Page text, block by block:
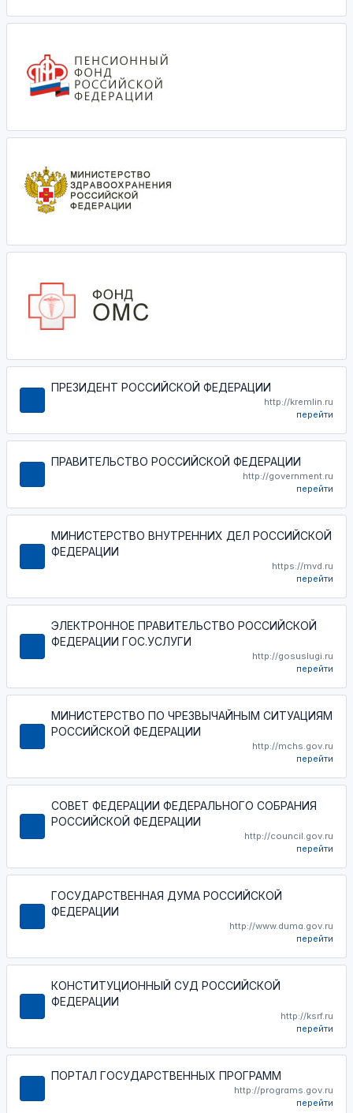
ПРЕЗИДЕНТ РОССИЙСКОЙ ФЕДЕРАЦИИ
http://kremlin.ru
перейти
ПРАВИТЕЛЬСТВО РОССИЙСКОЙ ФЕДЕРАЦИИ
http://government.ru
перейти
МИНИСТЕРСТВО ВНУТРЕННИХ ДЕЛ РОССИЙСКОЙ
ФЕДЕРАЦИИ
https://mvd.ru
перейти
ЭЛЕКТРОННОЕ ПРАВИТЕЛЬСТВО РОССИЙСКОЙ
ФЕДЕРАЦИИ ГОС.УСЛУГИ
http://gosuslugi.ru
перейти
МИНИСТЕРСТВО ПО ЧРЕЗВЫЧАЙНЫМ СИТУАЦИЯМ
РОССИЙСКОЙ ФЕДЕРАЦИИ
http://mchs.gov.ru
перейти
СОВЕТ ФЕДЕРАЦИИ ФЕДЕРАЛЬНОГО СОБРАНИЯ
РОССИЙСКОЙ ФЕДЕРАЦИИ
http://council.gov.ru
перейти
ГОСУДАРСТВЕННАЯ ДУМА РОССИЙСКОЙ
ФЕДЕРАЦИИ
http://www.duma.gov.ru
перейти
КОНСТИТУЦИОННЫЙ СУД РОССИЙСКОЙ
ФЕДЕРАЦИИ
http://ksrf.ru
перейти
ПОРТАЛ ГОСУДАРСТВЕННЫХ ПРОГРАММ
http://programs.gov.ru
перейти